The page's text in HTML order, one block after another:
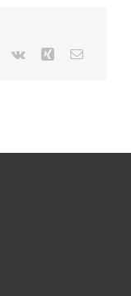
Pinterest
Vk Xing E-